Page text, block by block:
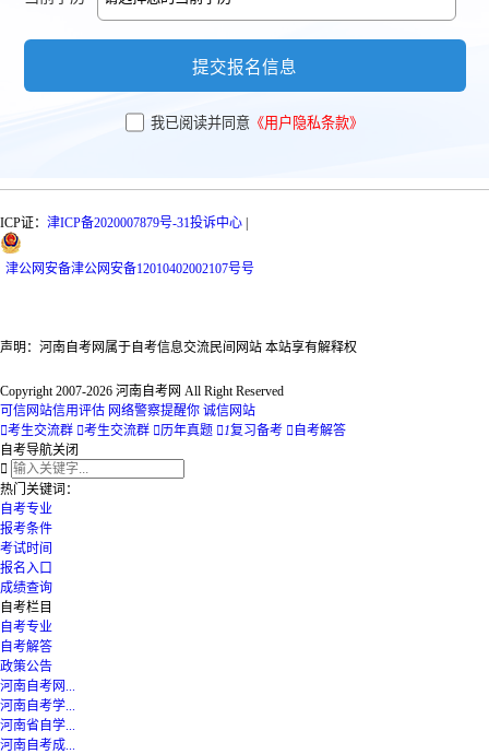
提交报名信息
我已阅读并同意 《用户隐私条款》
ICP证： 津ICP备2020007879号-31投诉中心
津公网安备津公网安备12010402002107号号
声明：河南自考网属于自考信息交流民间网站 本站享有解释权
Copyright 2007-2026 河南自考网 All Right Reserved
可信网站信用评估 网络警察提醒你 诚信网站
考生交流群 考生交流群 历年真题 1复习备考  自考解答
自考导航关闭

热门关键词：
自考专业
报考条件
考试时间
报名入口
成绩查询
自考栏目
自考专业
自考解答
政策公告
河南自考网...
河南自考学...
河南省自学...
河南自考成...